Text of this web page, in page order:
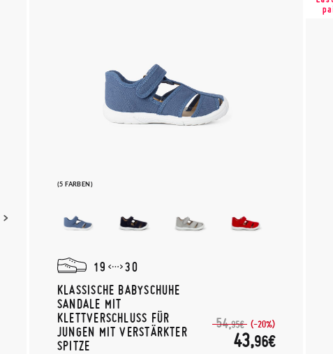
(5 FARBEN)
19
30
KLASSISCHE BABYSCHUHE
SANDALE MIT
KLETTVERSCHLUSS FÜR
JUNGEN MIT VERSTÄRKTER
SPITZE
54,95€ (-20%)
43,96€